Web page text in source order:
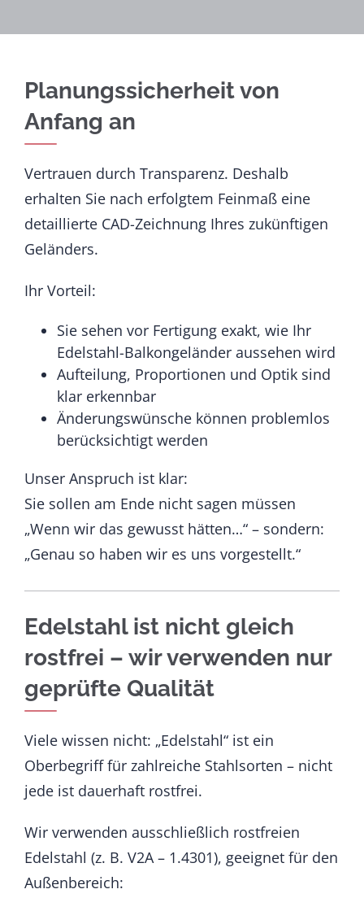
Planungssicherheit von
Anfang an
Vertrauen durch Transparenz. Deshalb
erhalten Sie nach erfolgtem Feinmaß eine
detaillierte CAD-Zeichnung Ihres zukünftigen
Geländers.
Ihr Vorteil:
Sie sehen vor Fertigung exakt, wie Ihr
Edelstahl-Balkongeländer aussehen wird
Aufteilung, Proportionen und Optik sind
klar erkennbar
Änderungswünsche können problemlos
berücksichtigt werden
Unser Anspruch ist klar:
Sie sollen am Ende nicht sagen müssen
„Wenn wir das gewusst hätten…“ – sondern:
„Genau so haben wir es uns vorgestellt.“
Edelstahl ist nicht gleich
rostfrei – wir verwenden nur
geprüfte Qualität
Viele wissen nicht: „Edelstahl“ ist ein
Oberbegriff für zahlreiche Stahlsorten – nicht
jede ist dauerhaft rostfrei.
Wir verwenden ausschließlich rostfreien
Edelstahl (z. B. V2A – 1.4301), geeignet für den
Außenbereich: